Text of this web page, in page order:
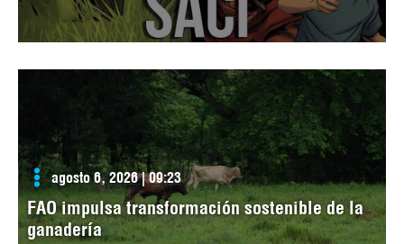
agosto 6, 2026 | 09:23
FAO impulsa transformación sostenible de la
ganadería